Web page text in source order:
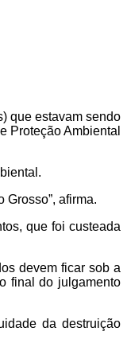
que estavam sendo
Proteção Ambiental
afirma.
que foi custeada
devem ficar sob a
final do julgamento
da destruição